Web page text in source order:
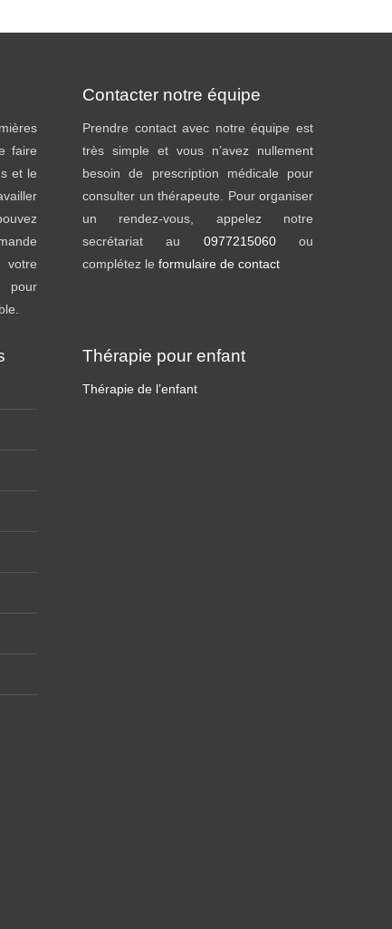
faire
et le
pour
Contacter notre équipe
Prendre contact avec notre équipe est
très simple et vous n’avez nullement
besoin de prescription médicale pour
consulter un thérapeute. Pour organiser
un rendez-vous, appelez notre
secrétariat au 0977215060ou
complétez le formulaire de contact
Thérapie pour enfant
Thérapie de l’enfant